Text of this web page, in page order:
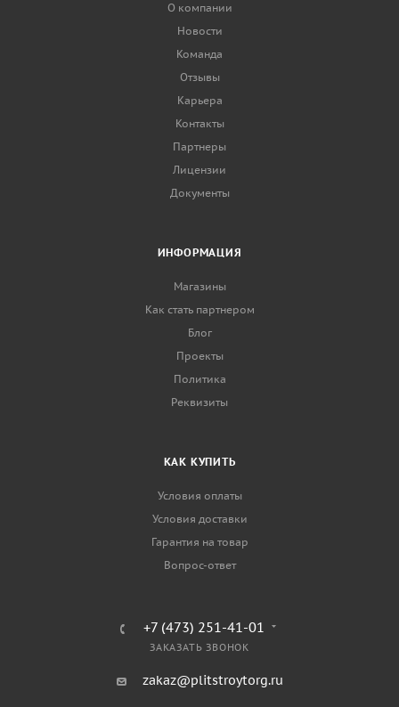
О компании
Новости
Команда
Отзывы
Карьера
Контакты
Партнеры
Лицензии
Документы
ИНФОРМАЦИЯ
Магазины
Как стать партнером
Блог
Проекты
Политика
Реквизиты
КАК КУПИТЬ
Условия оплаты
Условия доставки
Гарантия на товар
Вопрос-ответ
+7 (473) 251-41-01
ЗАКАЗАТЬ ЗВОНОК
zakaz@plitstroytorg.ru